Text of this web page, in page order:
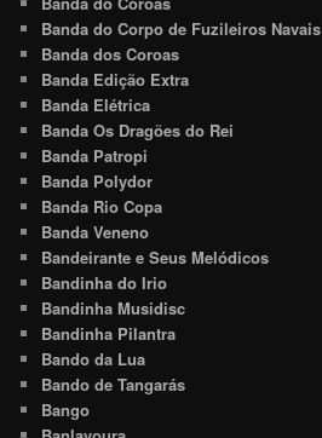
Banda do Corpo de Fuzileiros Navais
Banda dos Coroas
Banda Edição Extra
Banda Elétrica
Banda Os Dragões do Rei
Banda Patropi
Banda Polydor
Banda Rio Copa
Banda Veneno
Bandeirante e Seus Melódicos
Bandinha do Irio
Bandinha Musidisc
Bandinha Pilantra
Bando da Lua
Bando de Tangarás
Bango